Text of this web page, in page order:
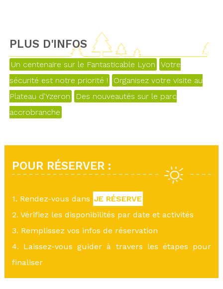
PLUS D'INFOS
Un centenaire sur le Fantasticable Lyon
Votre
sécurité est notre priorité !
Organisez votre visite au
Plateau d'Yzeron
Des nouveautés sur le parc
accrobranche
POUR RÉSERVER :
1. Rendez-vous dans JE RÉSERVE
2. Vérifiez les disponibilités par date et activités
3. Remplissez vos infos de réservation
4. Laissez-vous guider à travers les étapes pour
finaliser